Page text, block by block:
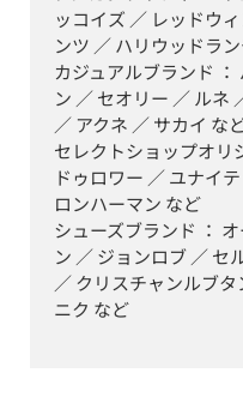
ッコイズ ／ レッドウ
ンツ ／ ハリウッドラ
カジュアルブランド
ン ／ セオリー ／ ルネ
／ アクネ ／ サカイ な
セレクトショップオリ
ドゥロワー ／ ユナイ
ロンハーマン など
シューズブランド ：
ン ／ ジョンロブ ／ セ
／ クリスチャンルブ
ニク など